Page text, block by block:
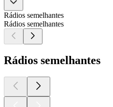
Rádios semelhantes
Rádios semelhantes
Rádios semelhantes